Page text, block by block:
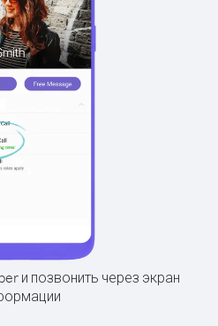
и позвонить через экран